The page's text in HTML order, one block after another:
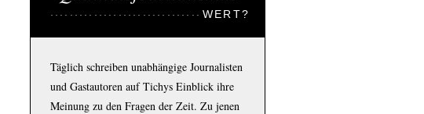
WERT?
Täglich schreiben unabhängige Journalisten
und Gastautoren auf Tichys Einblick ihre
Meinung zu den Fragen der Zeit. Zu jenen